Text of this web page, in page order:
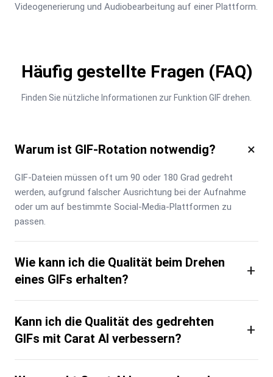
Videogenerierung und Audiobearbeitung auf einer Plattform.
Häufig gestellte Fragen (FAQ)
Finden Sie nützliche Informationen zur Funktion GIF drehen.
Warum ist GIF-Rotation notwendig? ×
GIF-Dateien müssen oft um 90 oder 180 Grad gedreht
werden, aufgrund falscher Ausrichtung bei der Aufnahme
oder um auf bestimmte Social-Media-Plattformen zu
passen.
Wie kann ich die Qualität beim Drehen
eines GIFs erhalten?
+
Kann ich die Qualität des gedrehten
GIFs mit Carat AI verbessern?
+